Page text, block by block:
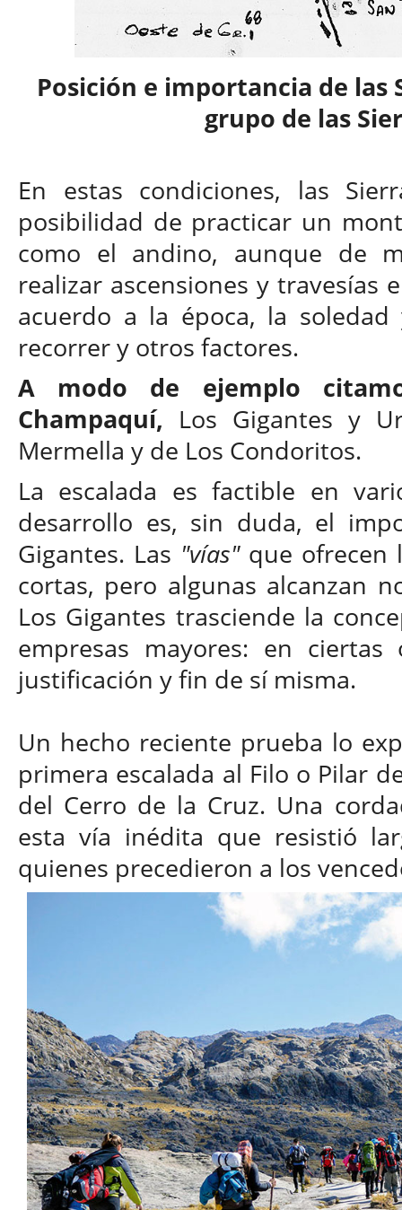
Posición e importancia de las
grupo de las
En estas condiciones, las
posibilidad de practicar un
como el andino, aunque de
realizar ascensiones y travesías
acuerdo a la época, la
recorrer y otros factores.
A modo de ejemplo
Champaquí, Los Gigantes y
Mermella y de Los Condoritos.
La escalada es factible en
desarrollo es, sin duda, el
Gigantes. Las "vías"que ofrecen
cortas, pero algunas alcanzan
Los Gigantes trasciende la
empresas mayores: en
justificación y fin de sí misma.
Un hecho reciente prueba lo
primera escalada al Filo o Pilar
del Cerro de la Cruz. Una
esta vía inédita que resistió
quienes precedieron a los